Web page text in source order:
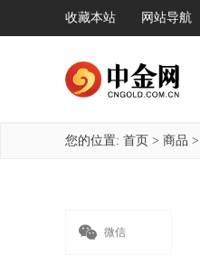
收藏本站 网站导航
您的位置: 首页 > 商品 >
 微信